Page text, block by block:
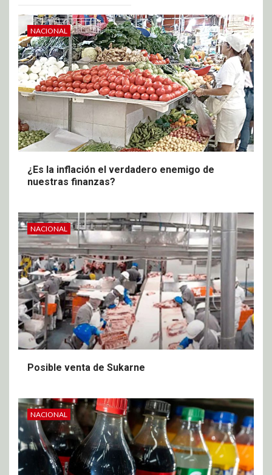
NACIONAL
¿Es la inflación el verdadero enemigo de
nuestras finanzas?
NACIONAL
Posible venta de Sukarne
NACIONAL